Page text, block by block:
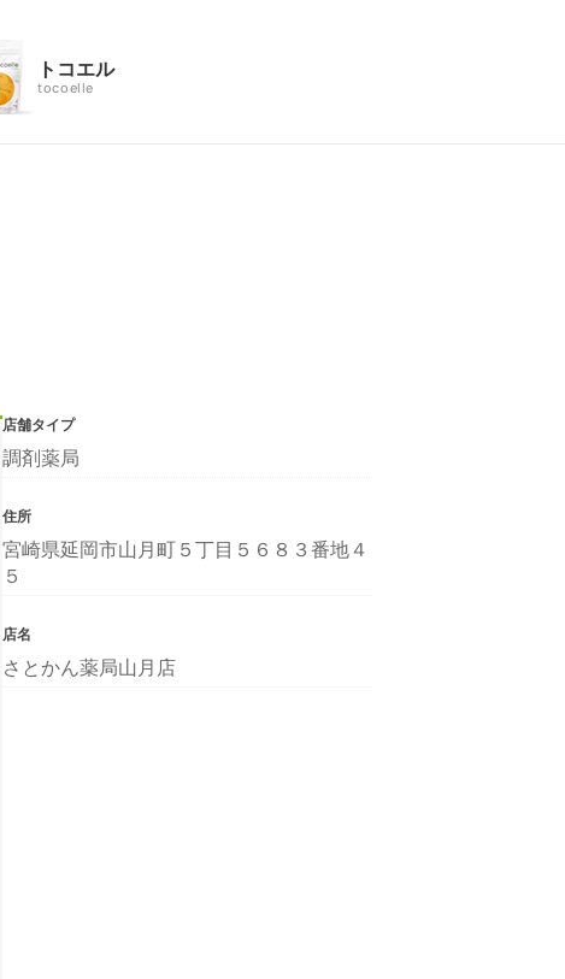
トコエル
tocoelle
店舗タイプ
調剤薬局
住所
宮崎県延岡市山月町５丁目５６８３番地４
５
店名
さとかん薬局山月店